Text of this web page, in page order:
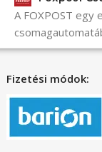
A FOXPOST
Fizetési módok: